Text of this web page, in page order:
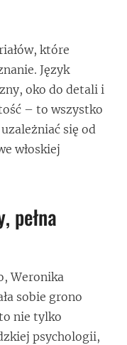
które
Język
oko do detali i
– to wszystko
się od
włoskiej
pełna
Weronika
sobie grono
nie tylko
psychologii,